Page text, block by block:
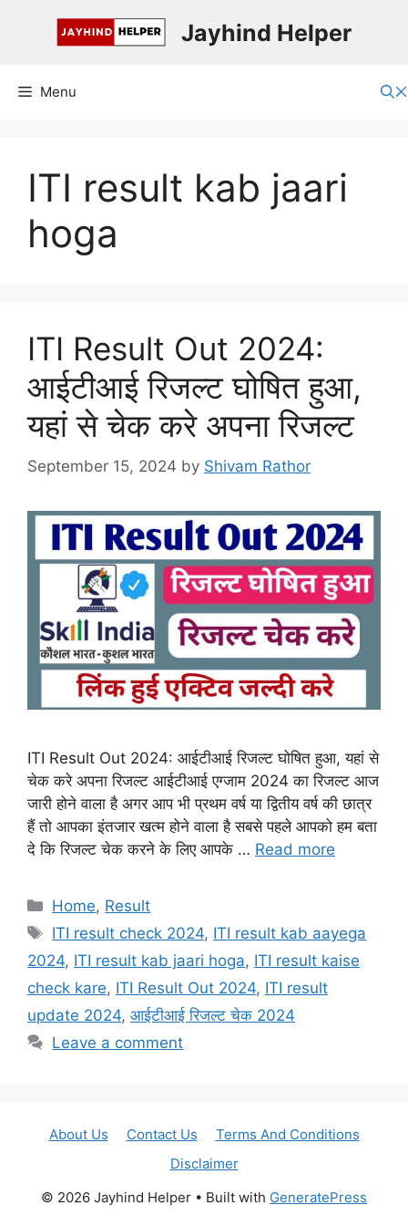
Jayhind Helper
Menu
ITI result kab jaari
hoga
ITI Result Out 2024:
आईटीआई रिजल्ट घोषित हुआ,
यहां से चेक करे अपना रिजल्ट
September 15, 2024 by Shivam Rathor
ITI Result Out 2024: आईटीआई रिजल्ट घोषित हुआ, यहां से
चेक करे अपना रिजल्ट आईटीआई एग्जाम 2024 का रिजल्ट आज
जारी होने वाला है अगर आप भी प्रथम वर्ष या द्वितीय वर्ष की छात्र
हैं तो आपका इंतजार खत्म होने वाला है सबसे पहले आपको हम बता
दे कि रिजल्ट चेक करने के लिए आपके … Read more
Categories
Home, Result
Tags
ITI result check 2024, ITI result kab aayega
2024, ITI result kab jaari hoga, ITI result kaise
check kare, ITI Result Out 2024, ITI result
update 2024, आईटीआई रिजल्ट चेक 2024
Leave a comment
About Us Contact Us
Terms And Conditions
Disclaimer
© 2026 Jayhind Helper • Built with GeneratePress